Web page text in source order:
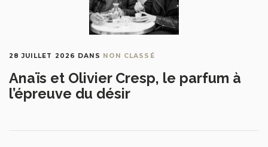
28 JUILLET 2026 DANS NON CLASSÉ
Anaïs et Olivier Cresp, le parfum à
l’épreuve du désir